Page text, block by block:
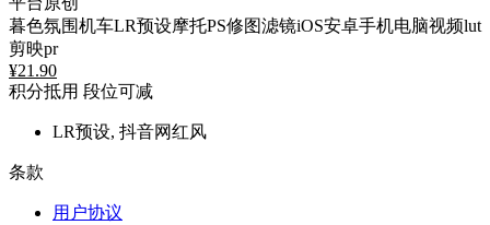
暮色氛围机车LR预设摩托PS修图滤镜iOS安卓手机电脑视频lut
剪映pr
¥21.90
积分抵用 段位可减
LR预设, 抖音网红风
条款
用户协议